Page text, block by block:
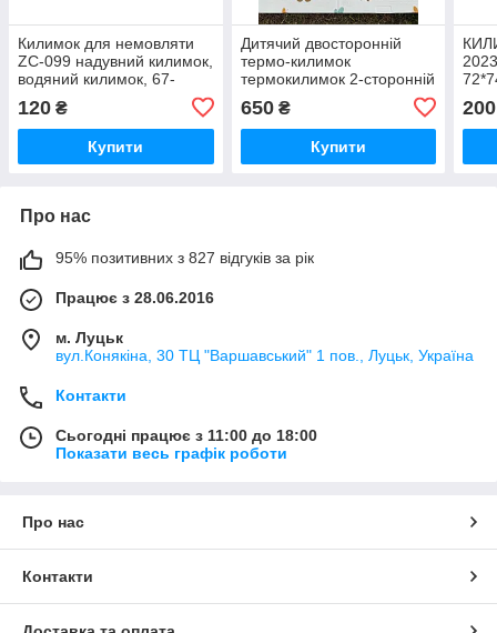
Килимок для немовляти
ZC-099 надувний килимок,
водяний килимок, 67-
50см, у пакеті, 16-20-2см
120 ₴
Купити
Дитячий двосторонній
термо-килимок
термокилимок 2-сторонній
180х120х0.8см, у сумці
650₴
Купити
200
Про нас
95% позитивних з 827 відгуків за рік
Працює з 28.06.2016
м. Луцьк
вул.Конякіна, 30 ТЦ "Варшавський" 1 пов., Луцьк, Україна
Контакти
Сьогодні працює з 11:00 до 18:00
Показати весь графік роботи
Про нас
Контакти